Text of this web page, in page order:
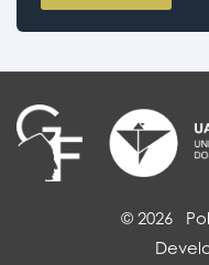
© 2026